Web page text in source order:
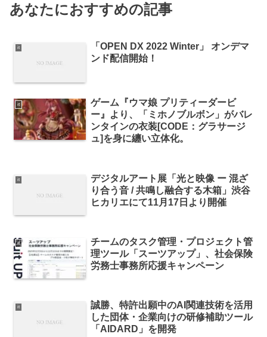
あなたにおすすめの記事
it
「OPEN DX 2022 Winter」 オンデマ
ンド配信開始！
it
ゲーム『ウマ娘 プリティーダービ
ー』より、「ミホノブルボン」がバレ
ンタインの衣装[CODE：グラサージ
ュ]を身に纏い立体化。
it
デジタルアート展「光と映像 ー 混ざ
り合う音 / 共鳴し融合する木箱」渋谷
ヒカリエにて11月17日より開催
it
チームのタスク管理・プロジェクト管
理ツール「スーツアップ」、社会保険
労務士事務所応援キャンペーン
it
誠勝、特許出願中のAI関連技術を活用
した団体・企業向けの研修補助ツール
「AIDARD」を開発